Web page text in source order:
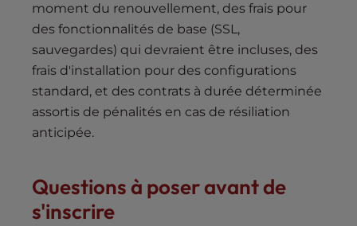
moment du renouvellement, des frais pour
des fonctionnalités de base (SSL,
sauvegardes) qui devraient être incluses, des
frais d'installation pour des configurations
standard, et des contrats à durée déterminée
assortis de pénalités en cas de résiliation
anticipée.
Questions à poser avant de
s'inscrire